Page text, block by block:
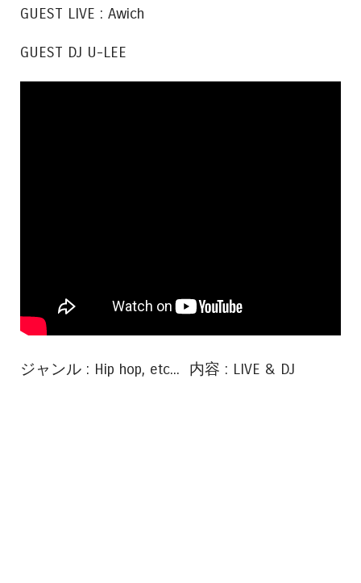
GUEST LIVE : Awich
GUEST DJ U-LEE
ジャンル : Hip hop, etc... 内容 : LIVE & DJ